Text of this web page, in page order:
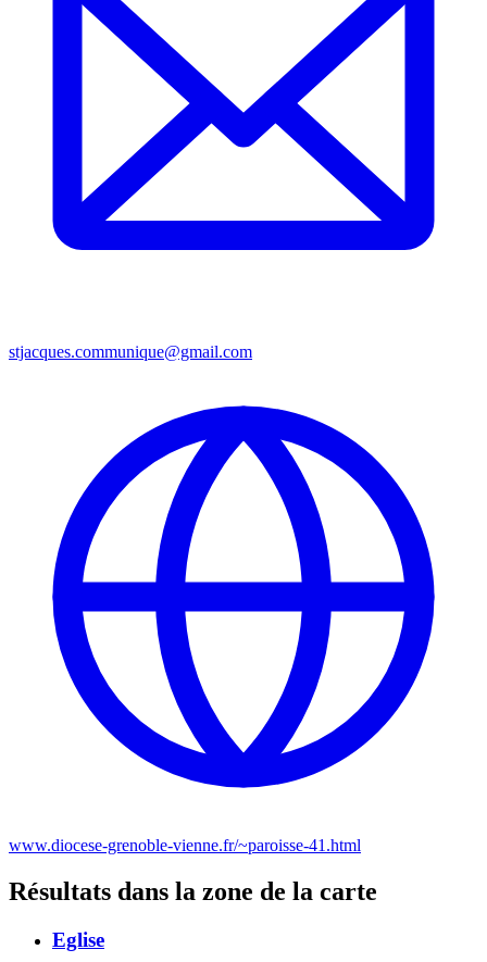
stjacques.communique@gmail.com
www.diocese-grenoble-vienne.fr/~paroisse-41.html
Résultats dans la zone de la carte
Eglise